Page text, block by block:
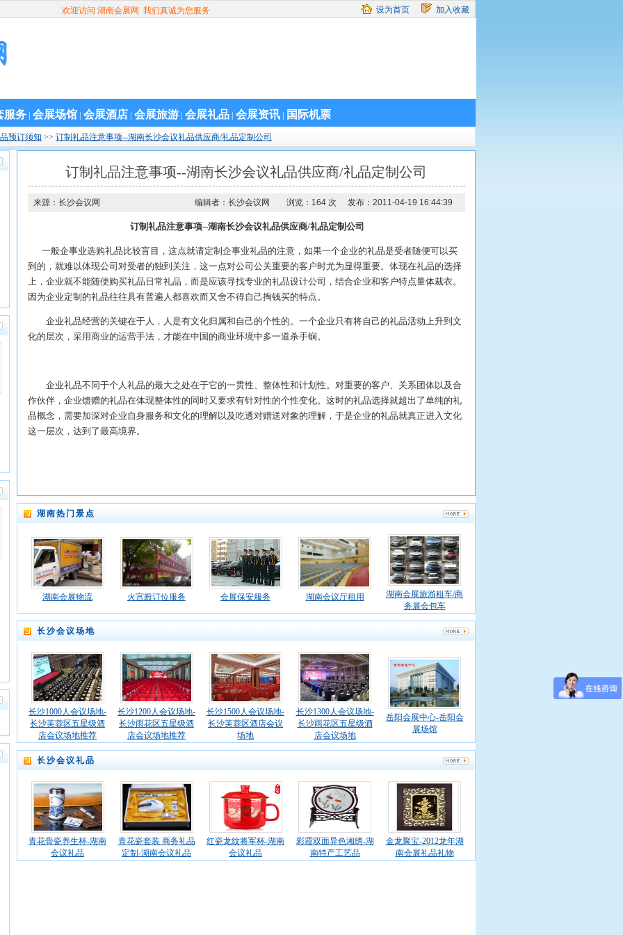
欢迎访问 湖南会展网 我们真诚为您服务 设为首页 加入收藏
服务 会展场馆 会展酒店 会展旅游 会展礼品 会展资讯 国际机票
预订须知 >> 订制礼品注意事项--湖南长沙会议礼品供应商/礼品定制公司
订制礼品注意事项--湖南长沙会议礼品供应商/礼品定制公司
来源：长沙会议网 编辑者：长沙会议网 浏览：164 次 发布：2011-04-19 16:44:39
订制礼品注意事项--湖南长沙会议礼品供应商/礼品定制公司
一般企事业选购礼品比较盲目，这点就请定制企事业礼品的注意，如果一个企业的礼品是受者随便可以买
到的，就难以体现公司对受者的独到关注，这一点对公司公关重要的客户时尤为显得重要。体现在礼品的选择
上，企业就不能随便购买礼品日常礼品，而是应该寻找专业的礼品设计公司，结合企业和客户特点量体裁衣。
因为企业定制的礼品往往具有普遍人都喜欢而又舍不得自己掏钱买的特点。
企业礼品经营的关键在于人，人是有文化归属和自己的个性的。一个企业只有将自己的礼品活动上升到文
化的层次，采用商业的运营手法，才能在中国的商业环境中多一道杀手锏。
企业礼品不同于个人礼品的最大之处在于它的一贯性、整体性和计划性。对重要的客户、关系团体以及合
作伙伴，企业馈赠的礼品在体现整体性的同时又要求有针对性的个性变化。这时的礼品选择就超出了单纯的礼
品概念，需要加深对企业自身服务和文化的理解以及吃透对赠送对象的理解，于是企业的礼品就真正进入文化
这一层次，达到了最高境界。
湖南热门景点
湖南会展物流 火宫殿订位服务 会展保安服务 湖南会议厅租用
湖南会展旅游租车/商
务展会包车
长沙会议场地
长沙1000人会议场地-
长沙芙蓉区五星级酒
店会议场地推荐
长沙1200人会议场地-
长沙雨花区五星级酒
店会议场地推荐
长沙1500人会议场地-
长沙芙蓉区酒店会议
场地
长沙1300人会议场地-
长沙雨花区五星级酒
店会议场地
岳阳会展中心-岳阳会
展场馆
长沙会议礼品
青花骨瓷养生杯-湖南
会议礼品
青花瓷套装 商务礼品
定制-湖南会议礼品
红瓷龙纹将军杯-湖南
会议礼品
彩霞双面异色湘绣-湖
南特产工艺品
金龙聚宝-2012龙年湖
南会展礼品礼物